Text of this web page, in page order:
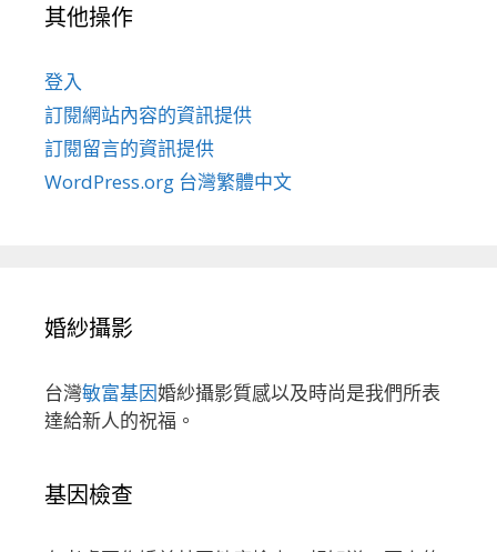
其他操作
登入
訂閱網站內容的資訊提供
訂閱留言的資訊提供
WordPress.org 台灣繁體中文
婚紗攝影
台灣敏富基因婚紗攝影質感以及時尚是我們所表
達給新人的祝福。
基因檢查